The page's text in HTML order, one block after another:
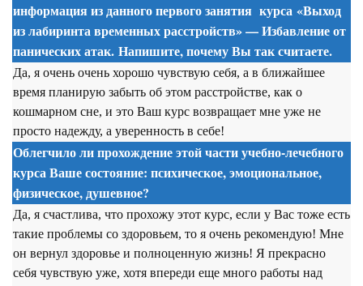
информация из данного первого занятия курса «Выход
из лабиринта временных расстройств» — Избавление от
панических атак. Напишите, почему Вы так считаете.
Да, я очень очень хорошо чувствую себя, а в ближайшее
время планирую забыть об этом расстройстве, как о
кошмарном сне, и это Ваш курс возвращает мне уже не
просто надежду, а уверенность в себе!
Облегчило ли прохождение этой части учебно-лечебного
курса Ваше состояние: психическое, эмоциональное,
физическое, душевное?
Да, я счастлива, что прохожу этот курс, если у Вас тоже есть
такие проблемы со здоровьем, то я очень рекомендую! Мне
он вернул здоровье и полноценную жизнь! Я прекрасно
себя чувствую уже, хотя впереди еще много работы над